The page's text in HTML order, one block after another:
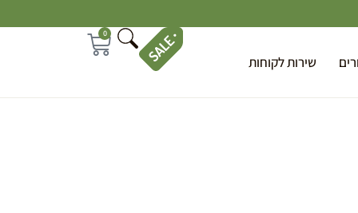
שירות לקוחות
0